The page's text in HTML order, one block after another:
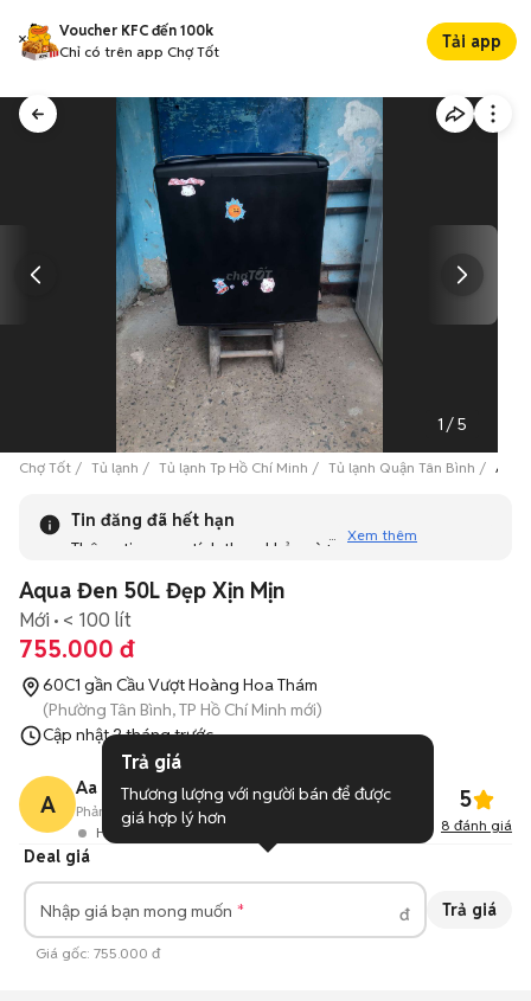
Voucher KFC đến 100k
Chỉ có trên app Chợ Tốt
Tải app
1 /5
Chợ Tốt Tủ lạnh Tủ lạnh Tp Hồ Chí Minh Tủ lạnh Quận Tân Bình
Tin đăng đã hết hạn
Thông tin mang tính tham khảo và bạn không thể liên hệ
tương tự khác dưới đây nhé!
Xem thêm
Aqua Đen 50L Đẹp Xịn Mịn
Mới < 100 lít
755.000 đ
60C1 gần Cầu Vượt Hoàng Hoa Thám
(Phường Tân Bình, TP Hồ Chí Minh mới)
Cập nhật2 tháng trước
A
Aa Thỏn
Hoạt động 3 giờ trước
Phản hồi: 93%38Đã bán 5
8 đánh giá
Deal giá
Nhập giá bạn mong muốn đ Trả giá
Giá gốc: 755.000 đ
Trả giá
Thương lượng với người bán để được
giá hợp lý hơn